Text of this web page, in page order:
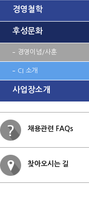
경영철학
후성문화
경영이념/사훈
CI 소개
사업장소개
채용관련 FAQs
찾아오시는 길